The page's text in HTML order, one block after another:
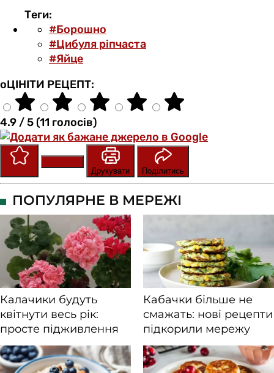
Теги:
#Борошно
#Цибуля ріпчаста
#Яйце
оЦІНІТИ РЕЦЕПТ:
4.9 / 5 (11 голосів)
Друкувати
Поділитись